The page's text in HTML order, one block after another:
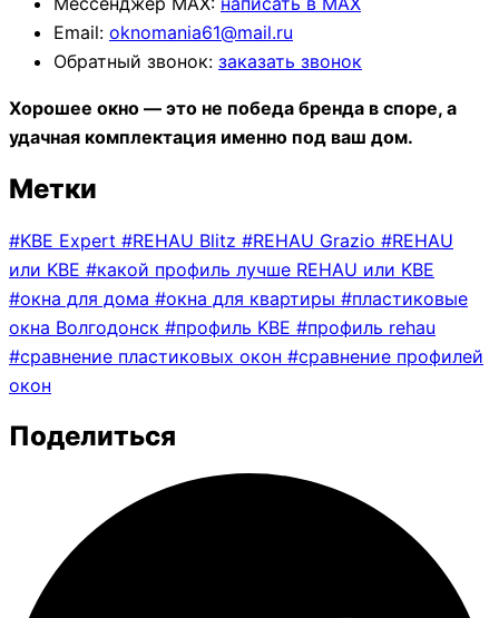
Email: oknomania61@mail.ru
Обратный звонок: заказать звонок
Хорошее окно — это не победа бренда в споре, а
удачная комплектация именно под ваш дом.
Метки
#KBE Expert #REHAU Blitz #REHAU Grazio #REHAU
или KBE #какой профиль лучше REHAU или KBE
#окна для дома #окна для квартиры #пластиковые
окна Волгодонск #профиль KBE #профиль rehau
#сравнение пластиковых окон #сравнение профилей
окон
Поделиться